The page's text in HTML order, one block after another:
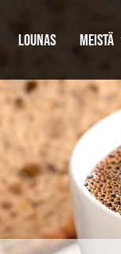
LOUNAS MEISTÄ